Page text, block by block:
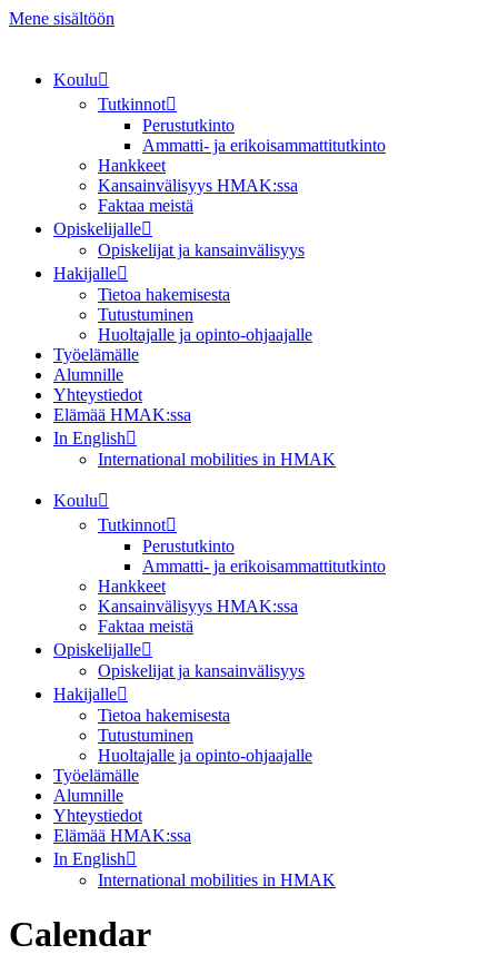
Mene sisältöön
Koulu
Tutkinnot
Perustutkinto
Ammatti- ja erikoisammattitutkinto
Hankkeet
Kansainvälisyys HMAK:ssa
Faktaa meistä
Opiskelijalle
Opiskelijat ja kansainvälisyys
Hakijalle
Tietoa hakemisesta
Tutustuminen
Huoltajalle ja opinto-ohjaajalle
Työelämälle
Alumnille
Yhteystiedot
Elämää HMAK:ssa
In English
International mobilities in HMAK
Koulu
Tutkinnot
Perustutkinto
Ammatti- ja erikoisammattitutkinto
Hankkeet
Kansainvälisyys HMAK:ssa
Faktaa meistä
Opiskelijalle
Opiskelijat ja kansainvälisyys
Hakijalle
Tietoa hakemisesta
Tutustuminen
Huoltajalle ja opinto-ohjaajalle
Työelämälle
Alumnille
Yhteystiedot
Elämää HMAK:ssa
In English
International mobilities in HMAK
Calendar